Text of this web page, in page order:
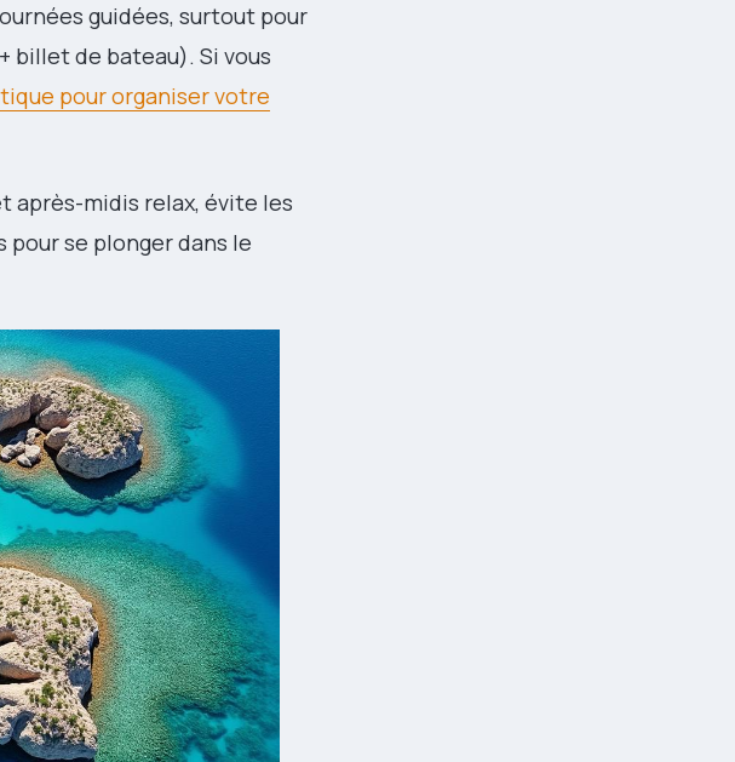
guidées, surtout pour
billet de bateau). Si vous
pour organiser votre
après-midis relax, évite les
pour se plonger dans le